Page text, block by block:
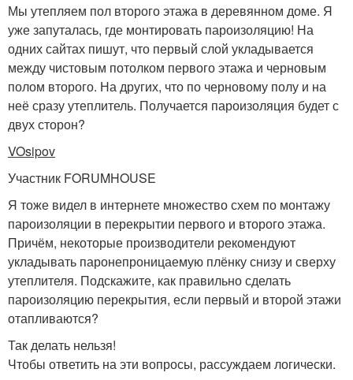
Мы утепляем пол второго этажа в деревянном доме. Я
уже запуталась, где монтировать пароизоляцию! На
одних сайтах пишут, что первый слой укладывается
между чистовым потолком первого этажа и черновым
полом второго. На других, что по черновому полу и на
неё сразу утеплитель. Получается пароизоляция будет с
двух сторон?
VOsipov
Участник FORUMHOUSE
Я тоже видел в интернете множество схем по монтажу
пароизоляции в перекрытии первого и второго этажа.
Причём, некоторые производители рекомендуют
укладывать паронепроницаемую плёнку снизу и сверху
утеплителя. Подскажите, как правильно сделать
пароизоляцию перекрытия, если первый и второй этажи
отапливаются?
Так делать нельзя!
Чтобы ответить на эти вопросы, рассуждаем логически.